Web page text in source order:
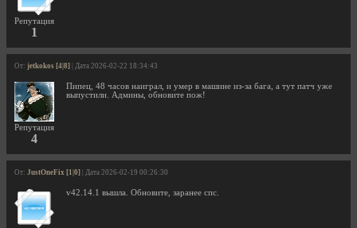
Репутация
1
От: jetkokos [4|8] | Дата 2026-02-22 18:34:43
Репутация
4
Пипец, 48 часов наиграл, и умер в машине из-за бага, а тут патч уже
выпустили. Админы, обновите пож!
От: JustOneFix [1|0] | Дата 2026-02-19 00:26:30
v42.14.1 вышла. Обновите, заранее спс.